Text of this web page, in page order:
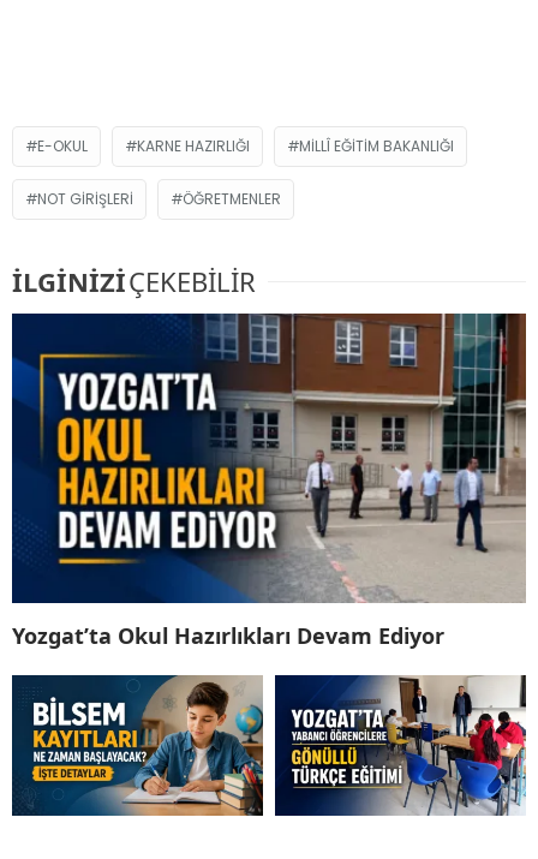
E-OKUL KARNE HAZIRLIĞI MILLÎ EĞITIM BAKANLIĞI
NOT GIRIŞLERI ÖĞRETMENLER
İLGİNİZİÇEKEBİLİR
Yozgat’ta Okul Hazırlıkları Devam Ediyor